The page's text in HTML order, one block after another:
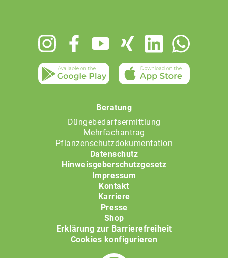
Beratung
Düngebedarfsermittlung
Mehrfachantrag
Pflanzenschutzdokumentation
Datenschutz
Hinweisgeberschutzgesetz
Impressum
Kontakt
Karriere
Presse
Shop
Erklärung zur Barrierefreiheit
Cookies konfigurieren